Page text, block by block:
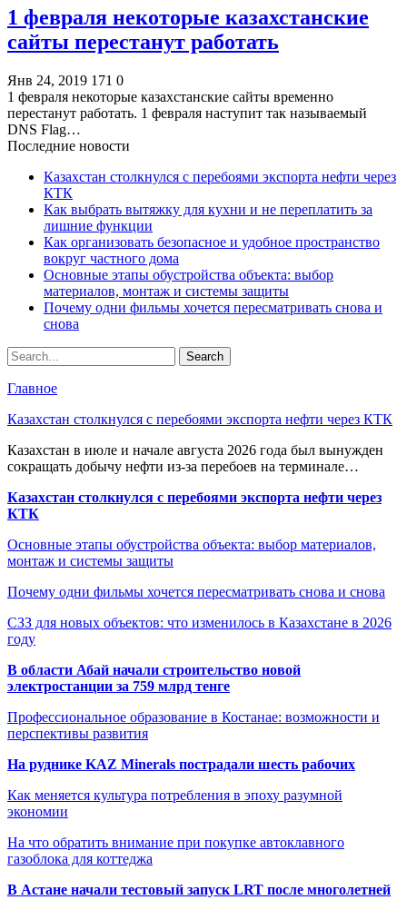
1 февраля некоторые казахстанские
сайты перестанут работать
Янв 24, 2019 171 0
1 февраля некоторые казахстанские сайты временно
перестанут работать. 1 февраля наступит так называемый
DNS Flag…
Последние новости
Казахстан столкнулся с перебоями экспорта нефти через
КТК
Как выбрать вытяжку для кухни и не переплатить за
лишние функции
Как организовать безопасное и удобное пространство
вокруг частного дома
Основные этапы обустройства объекта: выбор
материалов, монтаж и системы защиты
Почему одни фильмы хочется пересматривать снова и
снова
Главное
Казахстан столкнулся с перебоями экспорта нефти через КТК
Казахстан в июле и начале августа 2026 года был вынужден
сокращать добычу нефти из-за перебоев на терминале…
Казахстан столкнулся с перебоями экспорта нефти через
КТК
Основные этапы обустройства объекта: выбор материалов,
монтаж и системы защиты
Почему одни фильмы хочется пересматривать снова и снова
СЗЗ для новых объектов: что изменилось в Казахстане в 2026
году
В области Абай начали строительство новой
электростанции за 759 млрд тенге
Профессиональное образование в Костанае: возможности и
перспективы развития
На руднике KAZ Minerals пострадали шесть рабочих
Как меняется культура потребления в эпоху разумной
экономии
На что обратить внимание при покупке автоклавного
газоблока для коттеджа
В Астане начали тестовый запуск LRT после многолетней